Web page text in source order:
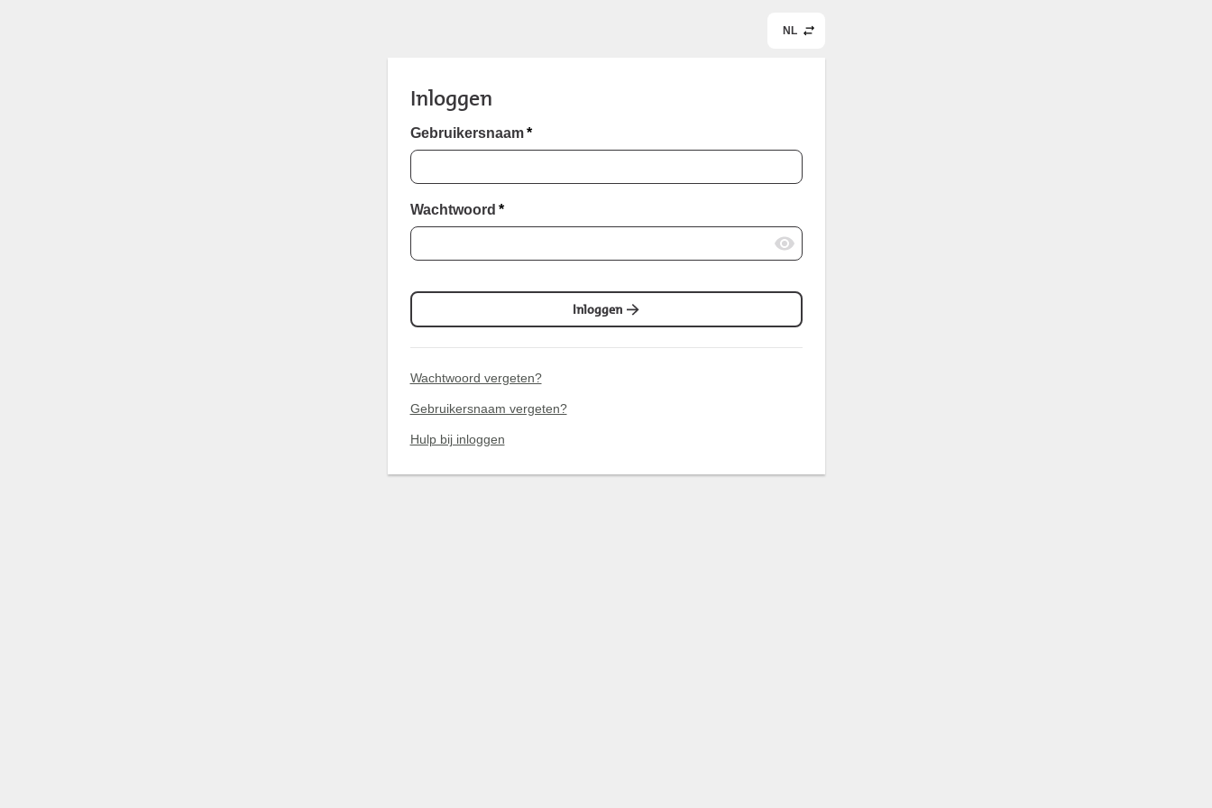
NL
Inloggen
Gebruikersnaam *
Wachtwoord *
Inloggen
Wachtwoord vergeten?
Gebruikersnaam vergeten?
Hulp bij inloggen